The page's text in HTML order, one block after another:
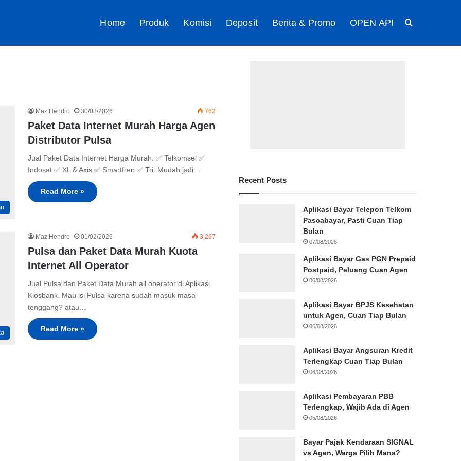
Home Produk Komisi Deposit Berita & Promo OPEN API
Maz Hendro 30/03/2026 762
Paket Data Internet Murah Harga Agen
Distributor Pulsa
Jual Paket Data Internet Harga Murah. ✅ Telkomsel ✅
Indosat ✅ XL & Axis ✅ Smartfren ✅ Tri. Mudah jadi…
Read More »
Maz Hendro 01/02/2026 3,267
Pulsa dan Paket Data Murah Kuota
Internet All Operator
Jual Pulsa dan Paket Data Murah all operator di Aplikasi
Kiosbank. Mau isi Pulsa karena sudah masuk masa
tenggang? atau…
Read More »
Recent Posts
Aplikasi Bayar Telepon Telkom
Pascabayar, Pasti Cuan Tiap
Bulan
07/08/2026
Aplikasi Bayar Gas PGN Prepaid
Postpaid, Peluang Cuan Agen
06/08/2026
Aplikasi Bayar BPJS Kesehatan
untuk Agen, Cuan Tiap Bulan
06/08/2026
Aplikasi Bayar Angsuran Kredit
Terlengkap Cuan Tiap Bulan
06/08/2026
Aplikasi Pembayaran PBB
Terlengkap, Wajib Ada di Agen
05/08/2026
Bayar Pajak Kendaraan SIGNAL
vs Agen, Warga Pilih Mana?